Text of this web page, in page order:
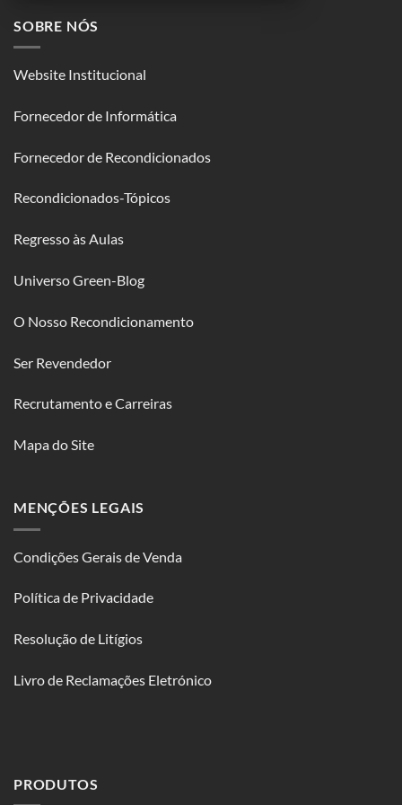
SOBRE NÓS
Website Institucional
Fornecedor de Informática
Fornecedor de Recondicionados
Recondicionados-Tópicos
Regresso às Aulas
Universo Green-Blog
O Nosso Recondicionamento
Ser Revendedor
Recrutamento e Carreiras
Mapa do Site
MENÇÕES LEGAIS
Condições Gerais de Venda
Política de Privacidade
Resolução de Litígios
Livro de Reclamações Eletrónico
PRODUTOS